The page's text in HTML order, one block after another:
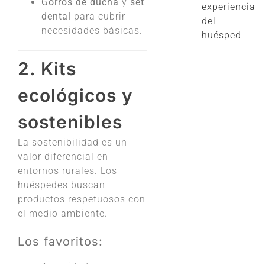
dental para cubrir
necesidades básicas.
2. Kits
ecológicos y
sostenibles
La sostenibilidad es un
valor diferencial en
entornos rurales. Los
huéspedes buscan
productos respetuosos con
el medio ambiente.
Los favoritos:
experiencia
del
huésped